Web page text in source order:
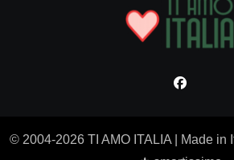
© 2004-2026 TI AMO ITALIA
Made in